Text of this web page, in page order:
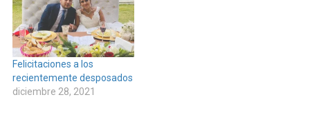
Felicitaciones a los
recientemente desposados
diciembre 28, 2021